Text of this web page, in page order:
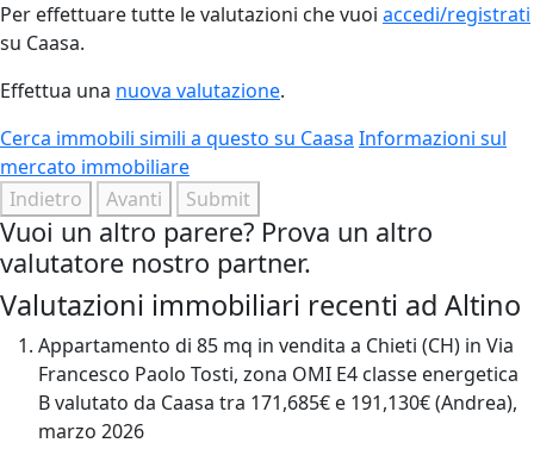
Per effettuare tutte le valutazioni che vuoi accedi/registrati
su Caasa.
Effettua una nuova valutazione.
Cerca immobili simili a questo su Caasa Informazioni sul
mercato immobiliare
Indietro
Avanti Submit
Vuoi un altro parere? Prova un altro
valutatore nostro partner.
Valutazioni immobiliari recenti ad Altino
Appartamento di 85 mq in vendita a Chieti (CH) in Via
Francesco Paolo Tosti, zona OMI E4 classe energetica
B valutato da Caasa tra 171,685€ e 191,130€ (Andrea),
marzo 2026